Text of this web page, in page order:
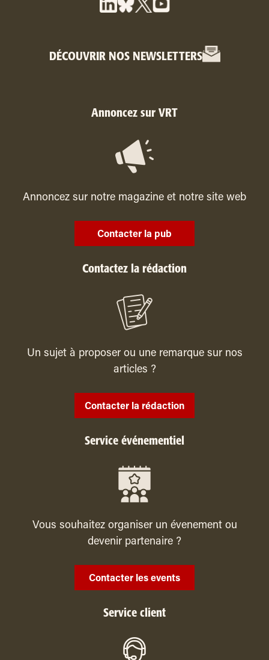
DÉCOUVRIR NOS NEWSLETTERS
Annoncez sur VRT
Annoncez sur notre magazine et notre site web
Contacter la pub
Contactez la rédaction
Un sujet à proposer ou une remarque sur nos
articles ?
Contacter la rédaction
Service événementiel
Vous souhaitez organiser un évenement ou
devenir partenaire ?
Contacter les events
Service client